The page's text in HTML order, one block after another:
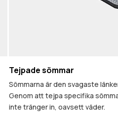
Tejpade sömmar
Sömmarna är den svagaste
Genom att tejpa specifika
inte tränger in, oavsett väder.